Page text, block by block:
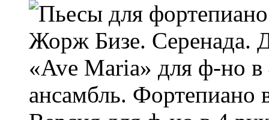
Жорж Бизе.
«Ave Maria» для ф-но
ансамбль. Фортепиано